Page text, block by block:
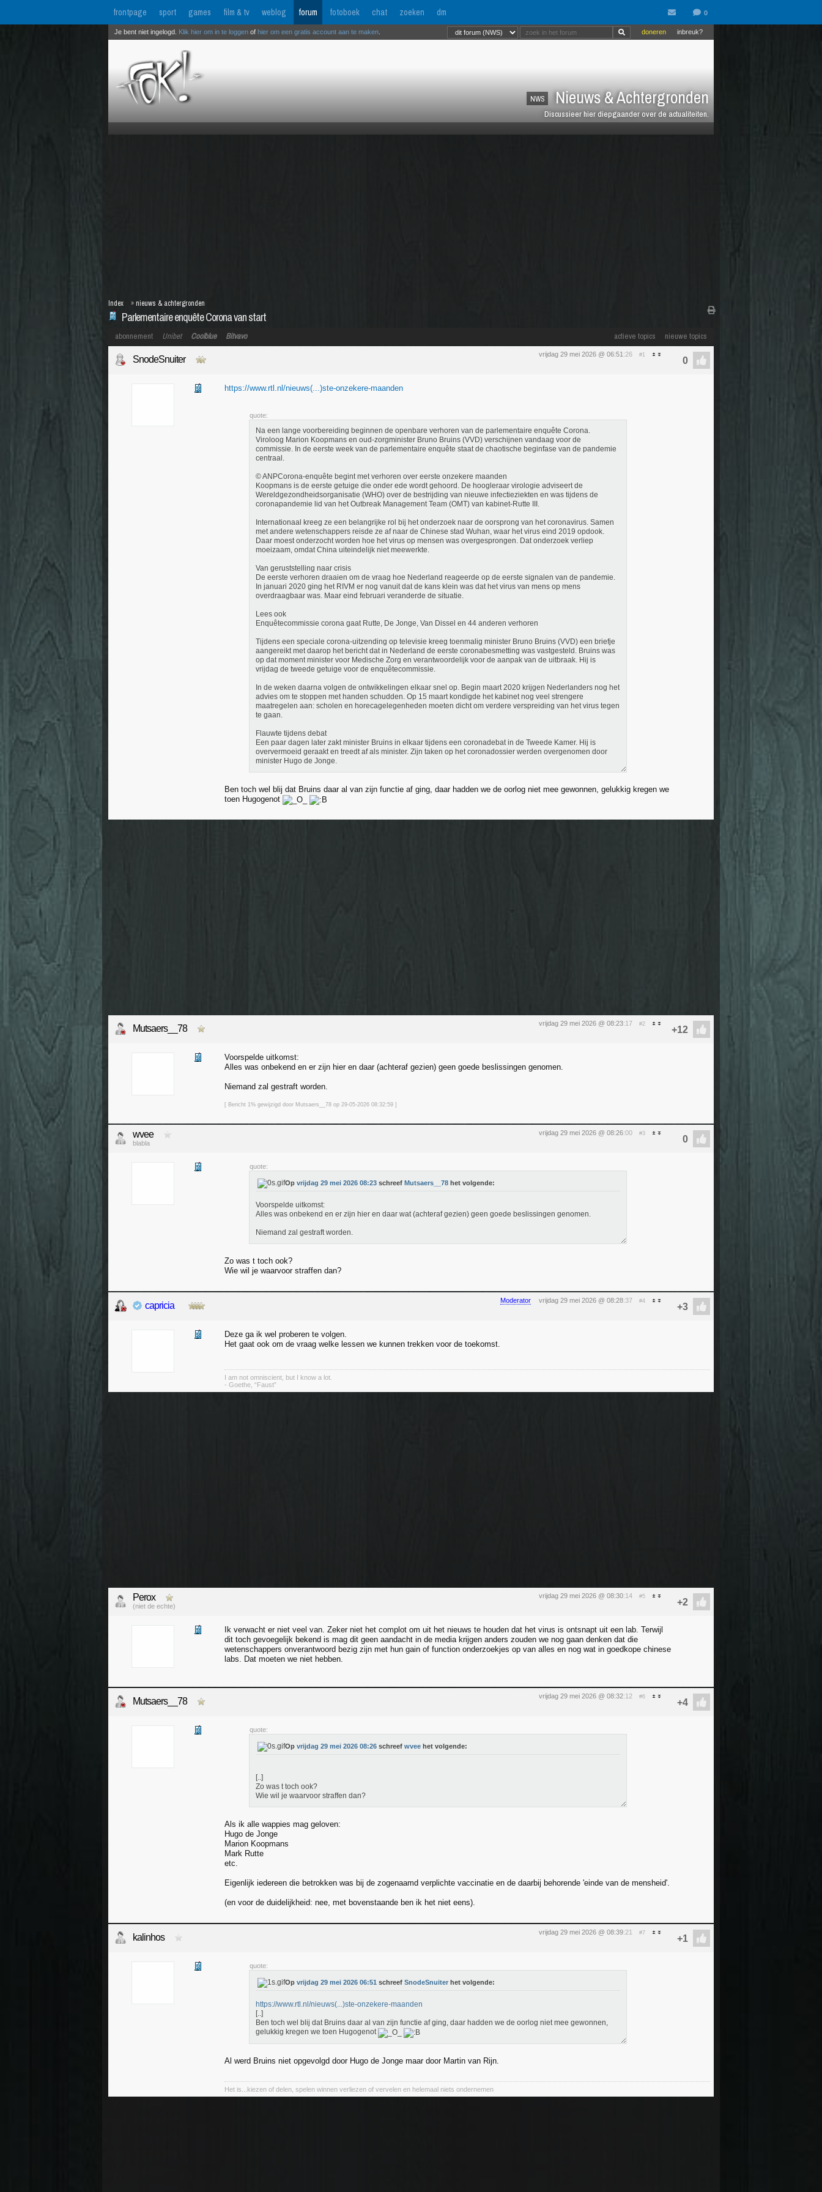
frontpage sport games film & tv weblog forum fotoboek chat zoeken dm
NWS Nieuws & Achtergronden
Discussieer hier diepgaander over de actualiteiten.
inbreuk?
doneren
Je bent niet ingelogd. Klik hier om in te loggen of hier om een gratis account aan te maken
Parlementaire enquête Corona van start
Index » nieuws & achtergronden
actieve topics nieuwe topics
abonnement Unibet Coolblue Bitvavo
vrijdag 29 mei 2026 @ 06:51 :26 #1
SnodeSnuiter
https://www.rtl.nl/nieuws(...)ste-onzekere-maanden
quote:
Na een lange voorbereiding beginnen de openbare verhoren van de parlementaire enquête Corona.
Viroloog Marion Koopmans en oud-zorgminister Bruno Bruins (VVD) verschijnen vandaag voor de
commissie. In de eerste week van de parlementaire enquête staat de chaotische beginfase van de pandemie
centraal.
© ANPCorona-enquête begint met verhoren over eerste onzekere maanden
Koopmans is de eerste getuige die onder ede wordt gehoord. De hoogleraar virologie adviseert de
Wereldgezondheidsorganisatie (WHO) over de bestrijding van nieuwe infectieziekten en was tijdens de
coronapandemie lid van het Outbreak Management Team (OMT) van kabinet-Rutte III.
Internationaal kreeg ze een belangrijke rol bij het onderzoek naar de oorsprong van het coronavirus. Samen
met andere wetenschappers reisde ze af naar de Chinese stad Wuhan, waar het virus eind 2019 opdook.
Daar moest onderzocht worden hoe het virus op mensen was overgesprongen. Dat onderzoek verliep
moeizaam, omdat China uiteindelijk niet meewerkte.
Van geruststelling naar crisis
De eerste verhoren draaien om de vraag hoe Nederland reageerde op de eerste signalen van de pandemie.
In januari 2020 ging het RIVM er nog vanuit dat de kans klein was dat het virus van mens op mens
overdraagbaar was. Maar eind februari veranderde de situatie.
Lees ook
Enquêtecommissie corona gaat Rutte, De Jonge, Van Dissel en 44 anderen verhoren
Tijdens een speciale corona-uitzending op televisie kreeg toenmalig minister Bruno Bruins (VVD) een briefje
aangereikt met daarop het bericht dat in Nederland de eerste coronabesmetting was vastgesteld. Bruins was
op dat moment minister voor Medische Zorg en verantwoordelijk voor de aanpak van de uitbraak. Hij is
vrijdag de tweede getuige voor de enquêtecommissie.
In de weken daarna volgen de ontwikkelingen elkaar snel op. Begin maart 2020 krijgen Nederlanders nog het
advies om te stoppen met handen schudden. Op 15 maart kondigde het kabinet nog veel strengere
maatregelen aan: scholen en horecagelegenheden moeten dicht om verdere verspreiding van het virus tegen
te gaan.
Flauwte tijdens debat
Een paar dagen later zakt minister Bruins in elkaar tijdens een coronadebat in de Tweede Kamer. Hij is
oververmoeid geraakt en treedt af als minister. Zijn taken op het coronadossier werden overgenomen door
minister Hugo de Jonge.
Ben toch wel blij dat Bruins daar al van zijn functie af ging, daar hadden we de oorlog niet mee gewonnen, gelukkig kregen we
toen Hugogenot
vrijdag 29 mei 2026 @ 08:23:17 #2
Mutsaers__78
Voorspelde uitkomst:
Alles was onbekend en er zijn hier en daar (achteraf gezien) geen goede beslissingen genomen.
Niemand zal gestraft worden.
[ Bericht 1% gewijzigd door Mutsaers__78 op 29-05-2026 08:32:59 ]
vrijdag 29 mei 2026 @ 08:26:00 #3
wvee
blabla
quote:
Op vrijdag 29 mei 2026 08:23 schreef Mutsaers__78 het volgende:
Voorspelde uitkomst:
Alles was onbekend en er zijn hier en daar wat (achteraf gezien) geen goede beslissingen genomen.
Niemand zal gestraft worden.
Zo was t toch ook?
Wie wil je waarvoor straffen dan?
Moderator vrijdag 29 mei 2026 @ 08:28:37 #4
capricia
Deze ga ik wel proberen te volgen.
Het gaat ook om de vraag welke lessen we kunnen trekken voor de toekomst.
I am not omniscient, but I know a lot.
- Goethe, “Faust”
vrijdag 29 mei 2026 @ 08:30:14 #5
Perox
(niet de echte)
Ik verwacht er niet veel van. Zeker niet het complot om uit het nieuws te houden dat het virus is ontsnapt uit een lab. Terwijl
dit toch gevoegelijk bekend is mag dit geen aandacht in de media krijgen anders zouden we nog gaan denken dat die
wetenschappers onverantwoord bezig zijn met hun gain of function onderzoekjes op van alles en nog wat in goedkope chinese
labs. Dat moeten we niet hebben.
vrijdag 29 mei 2026 @ 08:32:12 #6
Mutsaers__78
quote:
Op vrijdag 29 mei 2026 08:26 schreef wvee het volgende:
[..]
Zo was t toch ook?
Wie wil je waarvoor straffen dan?
Als ik alle wappies mag geloven:
Hugo de Jonge
Marion Koopmans
Mark Rutte
etc.
Eigenlijk iedereen die betrokken was bij de zogenaamd verplichte vaccinatie en de daarbij behorende 'einde van de mensheid'.
(en voor de duidelijkheid: nee, met bovenstaande ben ik het niet eens).
vrijdag 29 mei 2026 @ 08:39:21 #7
kalinhos
quote:
Op vrijdag 29 mei 2026 06:51 schreef SnodeSnuiter het volgende:
https://www.rtl.nl/nieuws(...)ste-onzekere-maanden
[..]
Ben toch wel blij dat Bruins daar al van zijn functie af ging, daar hadden we de oorlog niet mee gewonnen,
gelukkig kregen we toen Hugogenot
Al werd Bruins niet opgevolgd door Hugo de Jonge maar door Martin van Rijn.
Het is...kiezen of delen, spelen winnen verliezen of vervelen en helemaal niets ondernemen